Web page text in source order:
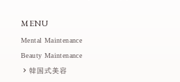
MENU
Mental Maintenance
Beauty Maintenance
韓国式美容